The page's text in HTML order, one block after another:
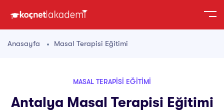
Anasayfa Masal Terapisi Eğitimi
MASAL TERAPISI EĞITIMI
Antalya Masal Terapisi Eğitimi